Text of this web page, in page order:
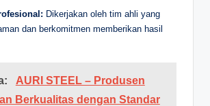
Dikerjakan oleh tim ahli yang
dan berkomitmen memberikan hasil
AURI STEEL – Produsen
Berkualitas dengan Standar